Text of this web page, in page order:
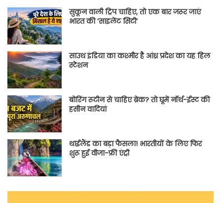
सुकून वाली ट्रिप चाहिए, तो एक बार जरूर जाएं
भारत की ‘साइलेंट सिटी’
साउथ इंडिया का कश्मीर है आंध्र प्रदेश का यह हिल
स्टेशन
बोरिंग रूटीन से चाहिए ब्रेक? तो घूमें नॉर्थ-ईस्ट की
हसीन वादियां
थाईलैंड का बड़ा फैसला! भारतीयों के लिए फिर
शुरू हुई वीजा-फ्री एंट्री